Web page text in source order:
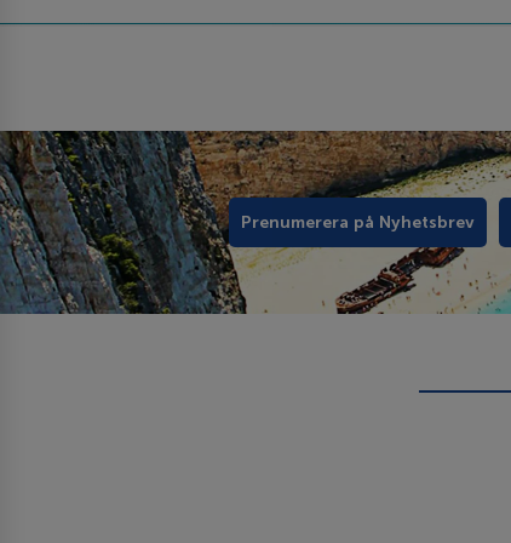
Prenumerera på Nyhetsbrev